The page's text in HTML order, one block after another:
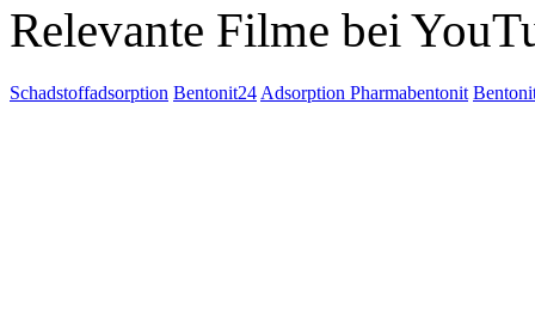
Relevante Filme bei
Schadstoffadsorption Bentonit24 Adsorption Pharmabentonit